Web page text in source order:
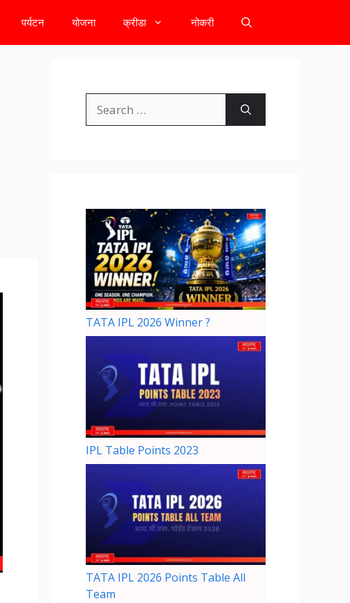
पर्यटन योजना क्रीडा नोकरी
TATA IPL 2026 Winner ?
IPL Table Points 2023
TATA IPL 2026 Points Table All
Team